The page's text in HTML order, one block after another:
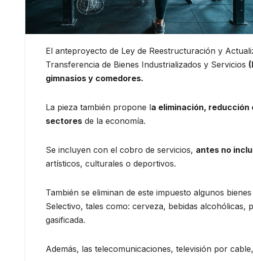
El anteproyecto de Ley de Reestructuración y
Transferencia de Bienes Industrializados y Servicios
gimnasios y comedores.
La pieza también propone la eliminación,
sectores de la economía.
Se incluyen con el cobro de servicios, antes no
artísticos, culturales o deportivos.
También se eliminan de este impuesto algunos
Selectivo, tales como: cerveza, bebidas alcohólicas,
gasificada.
Además, las telecomunicaciones, televisión por